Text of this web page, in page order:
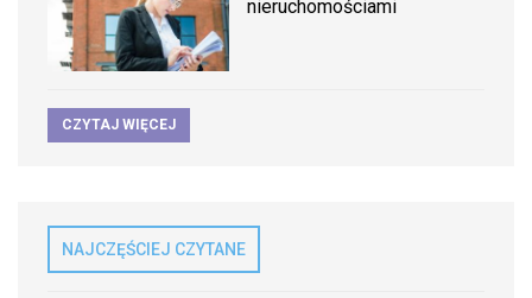
nieruchomościami
CZYTAJ WIĘCEJ
NAJCZĘŚCIEJ CZYTANE